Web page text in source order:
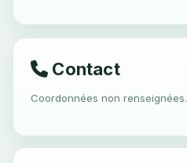
Contact
Coordonnées non renseignées.